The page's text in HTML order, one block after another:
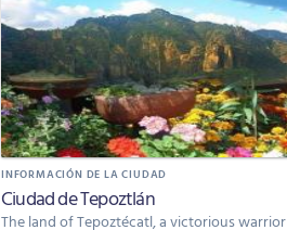
INFORMACIÓN DE LA CIUDAD
Ciudad de Tepoztlán
The land of Tepoztécatl, a victorious warrior